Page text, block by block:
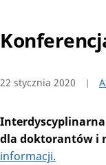
22 stycznia 2020
dla doktorantów i
informacji.